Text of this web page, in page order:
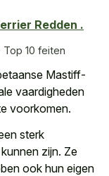
Redden .
10 feiten
Mastiff-
vaardigheden
voorkomen.
sterk
zijn. Ze
ook hun eigen